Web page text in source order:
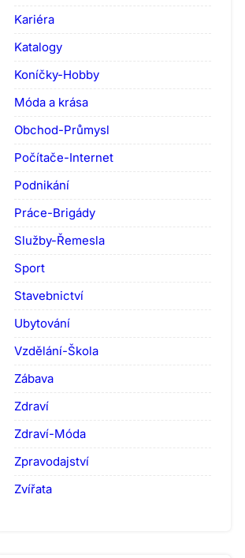
Kariéra
Katalogy
Koníčky-Hobby
Móda a krása
Obchod-Průmysl
Počítače-Internet
Podnikání
Práce-Brigády
Služby-Řemesla
Sport
Stavebnictví
Ubytování
Vzdělání-Škola
Zábava
Zdraví
Zdraví-Móda
Zpravodajství
Zvířata